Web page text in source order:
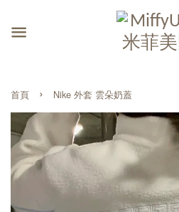
首頁 › Nike 外套 雲朵奶蓋